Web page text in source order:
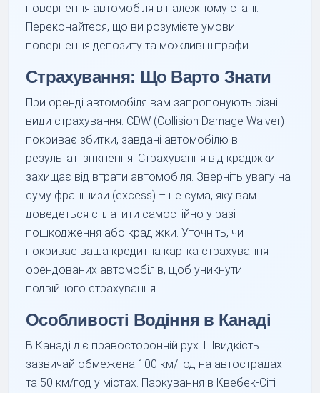
повернення автомобіля в належному стані.
Переконайтеся, що ви розумієте умови
повернення депозиту та можливі штрафи.
Страхування: Що Варто Знати
При оренді автомобіля вам запропонують різні
види страхування. CDW (Collision Damage Waiver)
покриває збитки, завдані автомобілю в
результаті зіткнення. Страхування від крадіжки
захищає від втрати автомобіля. Зверніть увагу на
суму франшизи (excess) – це сума, яку вам
доведеться сплатити самостійно у разі
пошкодження або крадіжки. Уточніть, чи
покриває ваша кредитна картка страхування
орендованих автомобілів, щоб уникнути
подвійного страхування.
Особливості Водіння в Канаді
В Канаді діє правосторонній рух. Швидкість
зазвичай обмежена 100 км/год на автострадах
та 50 км/год у містах. Паркування в Квебек-Сіті